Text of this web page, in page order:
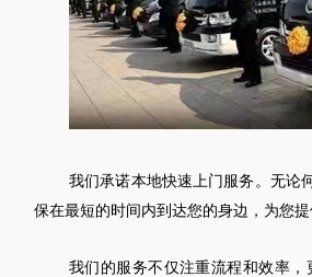
我们承诺本地快速上门服务。无论
保在最短的时间内到达您的身边，为您提
我们的服务不仅注重流程和效率